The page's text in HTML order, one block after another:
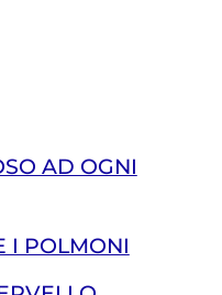
AD OGNI
I POLMONI